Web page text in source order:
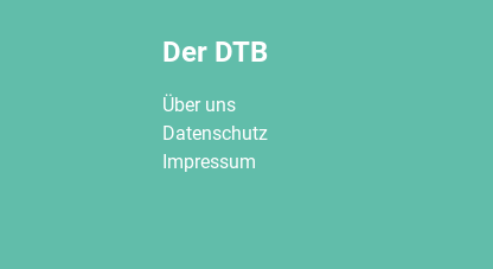
Der DTB
Über uns
Datenschutz
Impressum